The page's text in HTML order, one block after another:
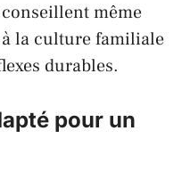
même
la culture familiale
durables.
pour un